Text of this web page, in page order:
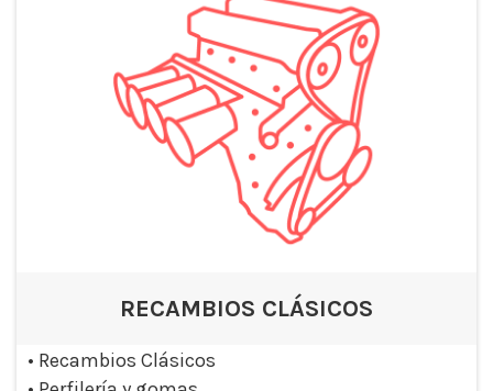
RECAMBIOS CLÁSICOS
• Recambios Clásicos